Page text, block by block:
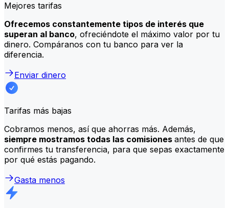
Mejores tarifas
Ofrecemos constantemente tipos de interés que
superan al banco, ofreciéndote el máximo valor por tu
dinero. Compáranos con tu banco para ver la
diferencia.
Enviar dinero
Tarifas más bajas
Cobramos menos, así que ahorras más. Además,
siempre mostramos todas las comisiones antes de que
confirmes tu transferencia, para que sepas exactamente
por qué estás pagando.
Gasta menos